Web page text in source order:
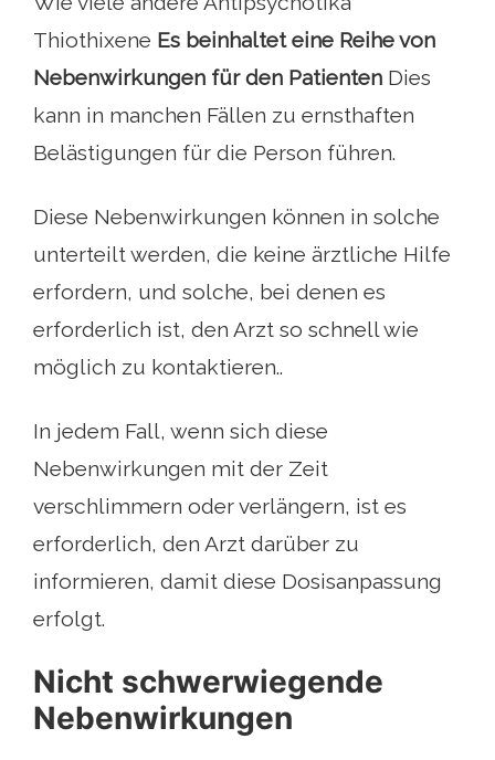
Thiothixene Es beinhaltet eine Reihe von
Nebenwirkungen für den Patienten Dies
kann in manchen Fällen zu ernsthaften
Belästigungen für die Person führen.
Diese Nebenwirkungen können in solche
unterteilt werden, die keine ärztliche Hilfe
erfordern, und solche, bei denen es
erforderlich ist, den Arzt so schnell wie
möglich zu kontaktieren..
In jedem Fall, wenn sich diese
Nebenwirkungen mit der Zeit
verschlimmern oder verlängern, ist es
erforderlich, den Arzt darüber zu
informieren, damit diese Dosisanpassung
erfolgt.
Nicht schwerwiegende
Nebenwirkungen